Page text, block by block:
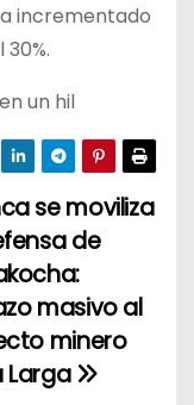
incrementado
un hil
se moviliza
de
masivo al
minero
Larga